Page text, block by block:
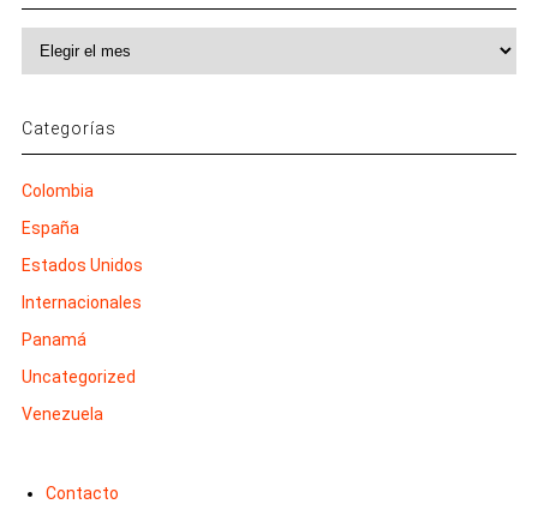
Categorías
Colombia
España
Estados Unidos
Internacionales
Panamá
Uncategorized
Venezuela
Contacto